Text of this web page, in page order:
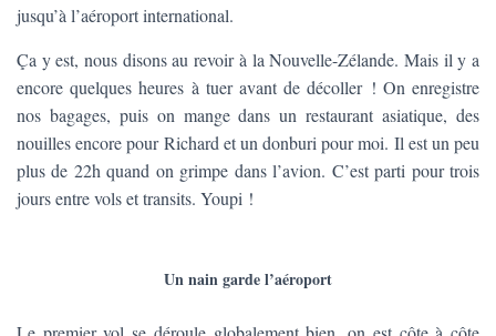
jusqu’à l’aéroport international.
Ça y est, nous disons au revoir à la Nouvelle-Zélande. Mais il y a
encore quelques heures à tuer avant de décoller ! On enregistre
nos bagages, puis on mange dans un restaurant asiatique, des
nouilles encore pour Richard et un donburi pour moi. Il est un peu
plus de 22h quand on grimpe dans l’avion. C’est parti pour trois
jours entre vols et transits. Youpi !
Un nain garde l’aéroport